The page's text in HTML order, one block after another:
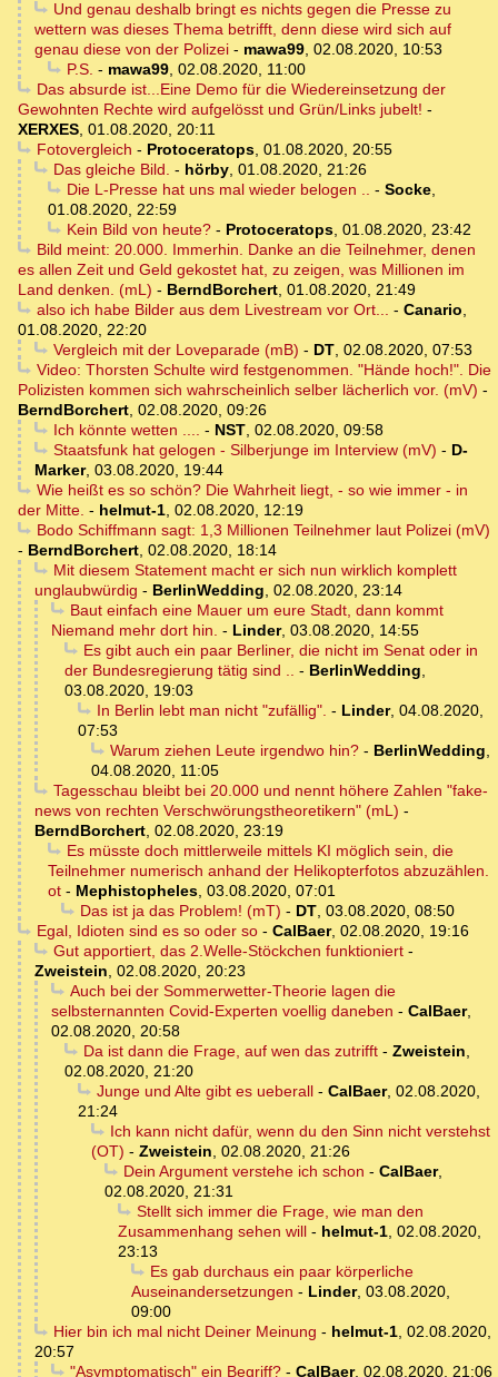
Und genau deshalb bringt es nichts gegen die Presse zu
wettern was dieses Thema betrifft, denn diese wird sich auf
genau diese von der Polizei - mawa99, 02.08.2020, 10:53
P.S. - mawa99, 02.08.2020, 11:00
Das absurde ist...Eine Demo für die Wiedereinsetzung der
Gewohnten Rechte wird aufgelösst und Grün/Links jubelt! -
XERXES, 01.08.2020, 20:11
Fotovergleich - Protoceratops, 01.08.2020, 20:55
Das gleiche Bild. - hörby, 01.08.2020, 21:26
Die L-Presse hat uns mal wieder belogen .. - Socke,
01.08.2020, 22:59
Kein Bild von heute?- Protoceratops, 01.08.2020, 23:42
Bild meint: 20.000. Immerhin. Danke an die Teilnehmer, denen
es allen Zeit und Geld gekostet hat, zu zeigen, was Millionen im
Land denken. (mL) - BerndBorchert, 01.08.2020, 21:49
also ich habe Bilder aus dem Livestream vor Ort... - Canario,
01.08.2020, 22:20
Vergleich mit der Loveparade (mB) - DT, 02.08.2020, 07:53
Video: Thorsten Schulte wird festgenommen. "Hände hoch!". Die
Polizisten kommen sich wahrscheinlich selber lächerlich vor. (mV) -
BerndBorchert, 02.08.2020, 09:26
Ich könnte wetten .... - NST, 02.08.2020, 09:58
Staatsfunk hat gelogen - Silberjunge im Interview (mV) - D-
Marker, 03.08.2020, 19:44
Wie heißt es so schön? Die Wahrheit liegt, - so wie immer - in
der Mitte. - helmut-1, 02.08.2020, 12:19
Bodo Schiffmann sagt: 1,3 Millionen Teilnehmer laut Polizei (mV)
- BerndBorchert, 02.08.2020, 18:14
Mit diesem Statement macht er sich nun wirklich komplett
unglaubwürdig - BerlinWedding, 02.08.2020, 23:14
Baut einfach eine Mauer um eure Stadt, dann kommt
Niemand mehr dort hin. - Linder, 03.08.2020, 14:55
Es gibt auch ein paar Berliner, die nicht im Senat oder in
der Bundesregierung tätig sind .. - BerlinWedding,
03.08.2020, 19:03
In Berlin lebt man nicht "zufällig". - Linder, 04.08.2020,
07:53
Warum ziehen Leute irgendwo hin?- BerlinWedding,
04.08.2020, 11:05
Tagesschau bleibt bei 20.000 und nennt höhere Zahlen "fake-
news von rechten Verschwörungstheoretikern" (mL) -
BerndBorchert, 02.08.2020, 23:19
Es müsste doch mittlerweile mittels KI möglich sein, die
Teilnehmer numerisch anhand der Helikopterfotos abzuzählen.
ot - Mephistopheles, 03.08.2020, 07:01
Das ist ja das Problem! (mT) - DT, 03.08.2020, 08:50
Egal, Idioten sind es so oder so- CalBaer, 02.08.2020, 19:16
Gut apportiert, das 2.Welle-Stöckchen funktioniert-
Zweistein, 02.08.2020, 20:23
Auch bei der Sommerwetter-Theorie lagen die
selbsternannten Covid-Experten voellig daneben - CalBaer,
02.08.2020, 20:58
Da ist dann die Frage, auf wen das zutrifft- Zweistein,
02.08.2020, 21:20
Junge und Alte gibt es ueberall- CalBaer, 02.08.2020,
21:24
Ich kann nicht dafür, wenn du den Sinn nicht verstehst
(OT) - Zweistein, 02.08.2020, 21:26
Dein Argument verstehe ich schon - CalBaer,
02.08.2020, 21:31
Stellt sich immer die Frage, wie man den
Zusammenhang sehen will - helmut-1, 02.08.2020,
23:13
Es gab durchaus ein paar körperliche
Auseinandersetzungen - Linder, 03.08.2020,
09:00
Hier bin ich mal nicht Deiner Meinung - helmut-1, 02.08.2020,
20:57
"Asymptomatisch" ein Begriff?- CalBaer, 02.08.2020, 21:06